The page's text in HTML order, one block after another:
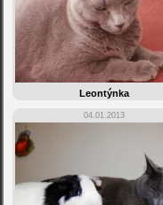
Leontýnka
04.01.2013